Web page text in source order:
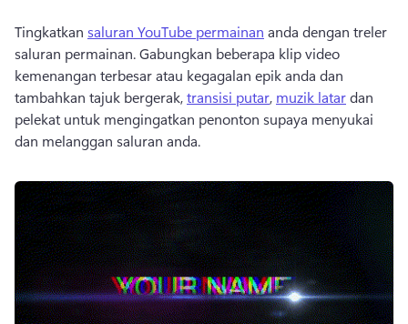
Tingkatkan saluran YouTube permainan anda dengan treler
saluran permainan. Gabungkan beberapa klip video
kemenangan terbesar atau kegagalan epik anda dan
tambahkan tajuk bergerak, transisi putar, muzik latar dan
pelekat untuk mengingatkan penonton supaya menyukai
dan melanggan saluran anda.